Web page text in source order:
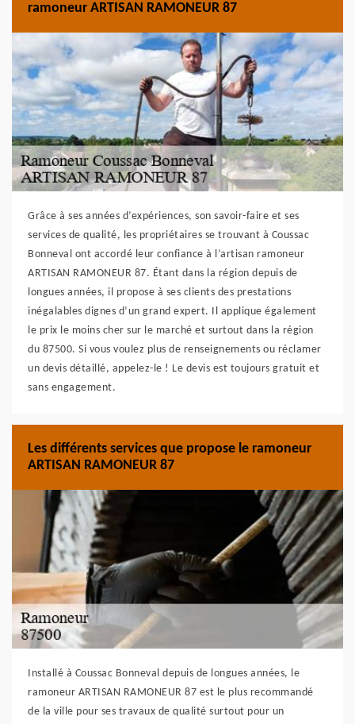
ramoneur ARTISAN RAMONEUR 87
Grâce à ses années d’expériences, son savoir-faire et ses
services de qualité, les propriétaires se trouvant à Coussac
Bonneval ont accordé leur confiance à l’artisan ramoneur
ARTISAN RAMONEUR 87. Étant dans la région depuis de
longues années, il propose à ses clients des prestations
inégalables dignes d’un grand expert. Il applique également
le prix le moins cher sur le marché et surtout dans la région
du 87500. Si vous voulez plus de renseignements ou réclamer
un devis détaillé, appelez-le ! Le devis est toujours gratuit et
sans engagement.
Les différents services que propose le ramoneur
ARTISAN RAMONEUR 87
Installé à Coussac Bonneval depuis de longues années, le
ramoneur ARTISAN RAMONEUR 87 est le plus recommandé
de la ville pour ses travaux de qualité surtout pour un